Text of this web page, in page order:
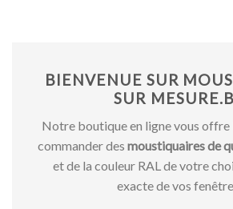
BIENVENUE SUR
SUR
Notre boutique en ligne vous
commander des moustiquaires de
et de la couleur RAL de votre
exacte de vos